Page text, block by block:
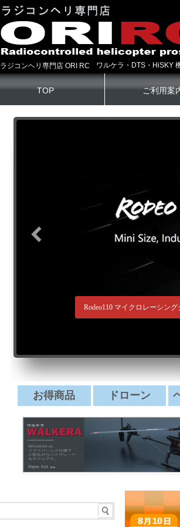
ラジコンヘリ専門店 ORI RC ワルケラ・DTS・HiSKY
TOP ご利用案